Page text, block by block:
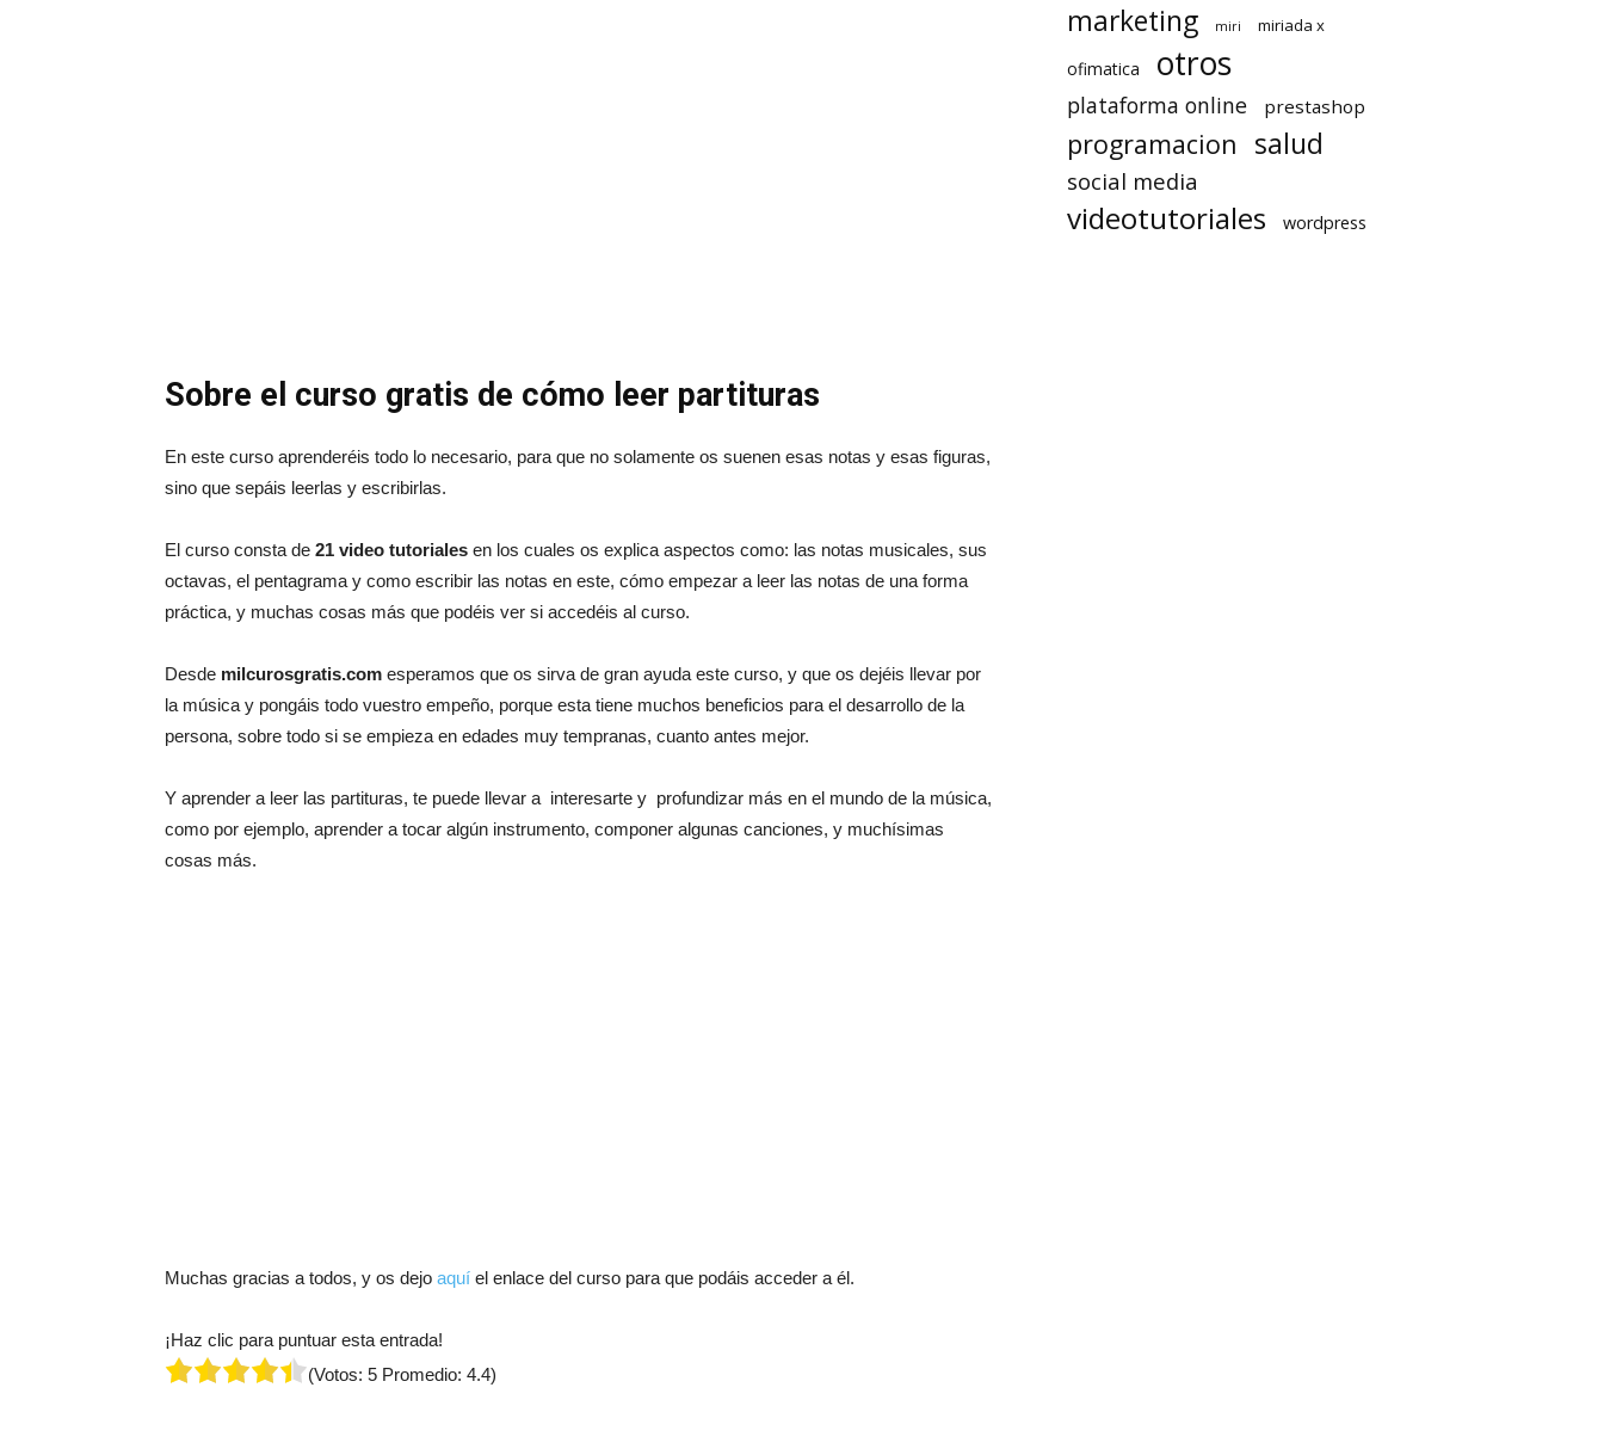
Sobre el curso gratis de cómo leer partituras
En este curso aprenderéis todo lo necesario, para que no solamente os suenen esas notas y esas figuras,
sino que sepáis leerlas y escribirlas.
El curso consta de 21 video tutoriales en los cuales os explica aspectos como: las notas musicales, sus
octavas, el pentagrama y como escribir las notas en este, cómo empezar a leer las notas de una forma
práctica, y muchas cosas más que podéis ver si accedéis al curso.
Desde milcurosgratis.com esperamos que os sirva de gran ayuda este curso, y que os dejéis llevar por
la música y pongáis todo vuestro empeño, porque esta tiene muchos beneficios para el desarrollo de la
persona, sobre todo si se empieza en edades muy tempranas, cuanto antes mejor.
Y aprender a leer las partituras, te puede llevar a interesarte y profundizar más en el mundo de la música,
como por ejemplo, aprender a tocar algún instrumento, componer algunas canciones, y muchísimas
cosas más.
Muchas gracias a todos, y os dejo aquí el enlace del curso para que podáis acceder a él.
¡Haz clic para puntuar esta entrada!
(Votos: 5 Promedio: 4.4)
marketing miri miriada x
ofimatica otros
plataforma online prestashop
programacion salud
social media
videotutoriales wordpress